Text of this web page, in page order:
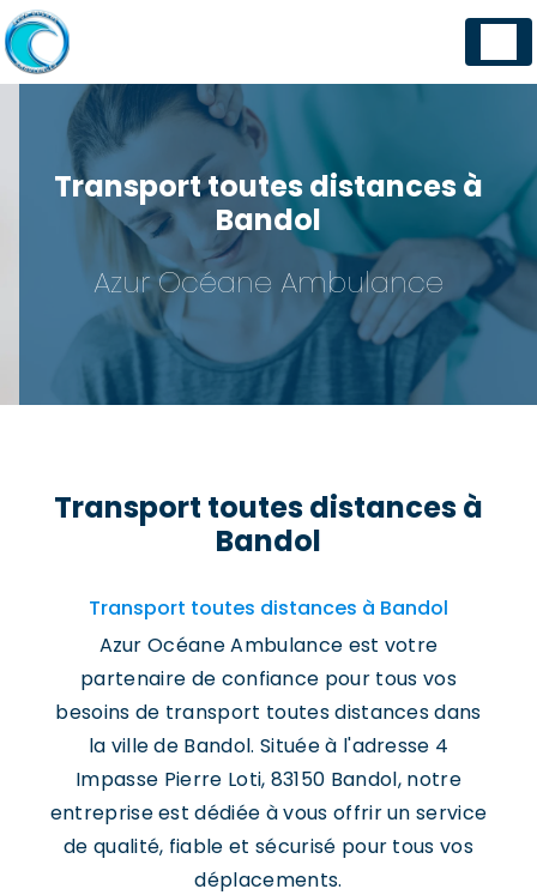
Transport toutes distances à
Bandol
Azur Océane Ambulance
Transport toutes distances à
Bandol
Transport toutes distances à Bandol
Azur Océane Ambulance est votre
partenaire de confiance pour tous vos
besoins de transport toutes distances dans
la ville de Bandol. Située à l'adresse 4
Impasse Pierre Loti, 83150 Bandol, notre
entreprise est dédiée à vous offrir un service
de qualité, fiable et sécurisé pour tous vos
déplacements.
Panneau de gestion des cookies